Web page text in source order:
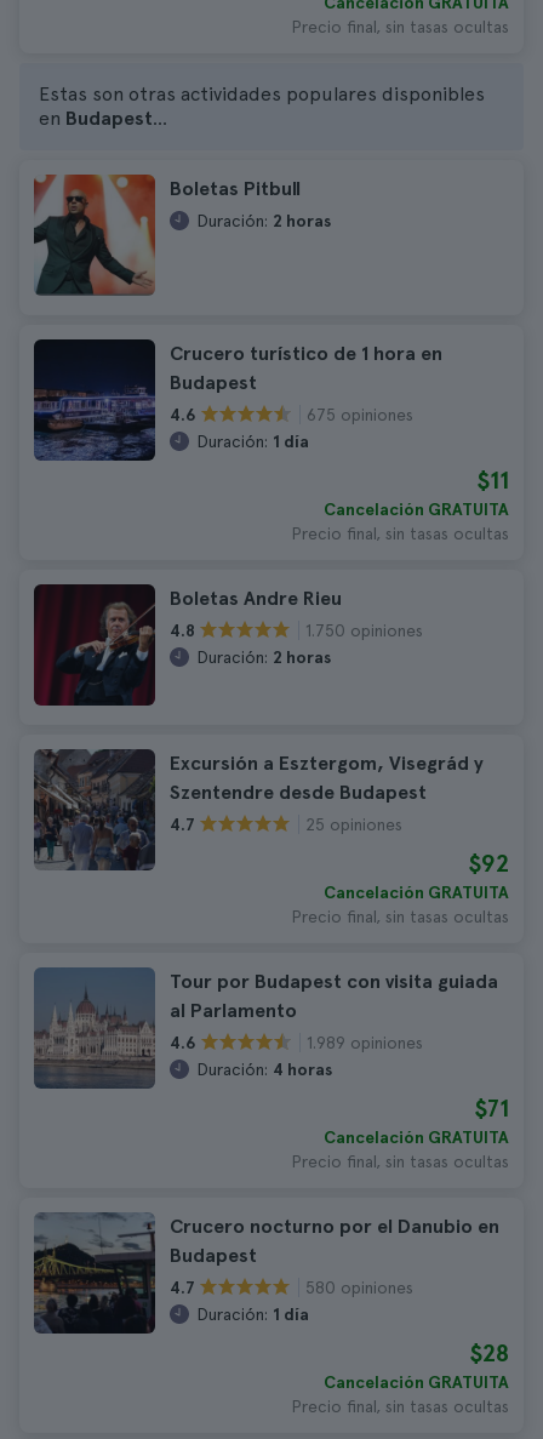
Precio final, sin tasas ocultas
Estas son otras actividades populares disponibles
en Budapest...
Boletas Pitbull
Duración: 2 horas
Crucero turístico de 1 hora en
Budapest
4.6
675 opiniones
Duración: 1 día
$11
Cancelación GRATUITA
Precio final, sin tasas ocultas
Boletas Andre Rieu
4.8
1.750 opiniones
Duración: 2 horas
Excursión a Esztergom, Visegrád y
Szentendre desde Budapest
4.7 25 opiniones
$92
Cancelación GRATUITA
Precio final, sin tasas ocultas
Tour por Budapest con visita guiada
al Parlamento
4.6
1.989 opiniones
Duración: 4 horas
$71
Cancelación GRATUITA
Precio final, sin tasas ocultas
Crucero nocturno por el Danubio en
Budapest
4.7
580 opiniones
Duración: 1 día
$28
Cancelación GRATUITA
Precio final, sin tasas ocultas